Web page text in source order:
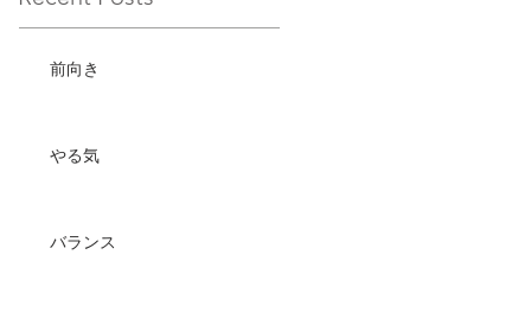
前向き
やる気
バランス